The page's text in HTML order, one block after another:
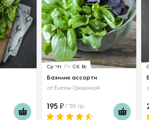
Ср Чт Пт Сб Вс
Базилик ассорти
от Елены Гришиной
195 / 50 гр.